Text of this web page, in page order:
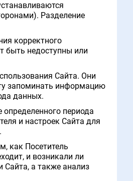
Разделение
корректного
быть недоступны или
Сайта. Они
запоминать информацию
данных.
периода
и настроек Сайта для
как Посетитель
и возникали ли
Сайта, а также анализ